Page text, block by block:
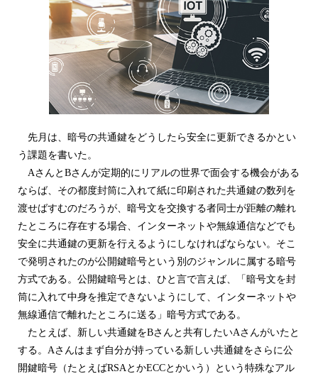
先月は、暗号の共通鍵をどうしたら安全に更新できるかとい
う課題を書いた。
AさんとBさんが定期的にリアルの世界で面会する機会がある
ならば、その都度封筒に入れて紙に印刷された共通鍵の数列を
渡せばすむのだろうが、暗号文を交換する者同士が距離の離れ
たところに存在する場合、インターネットや無線通信などでも
安全に共通鍵の更新を行えるようにしなければならない。そこ
で発明されたのが公開鍵暗号という別のジャンルに属する暗号
方式である。公開鍵暗号とは、ひと言で言えば、「暗号文を封
筒に入れて中身を推定できないようにして、インターネットや
無線通信で離れたところに送る」暗号方式である。
たとえば、新しい共通鍵をBさんと共有したいAさんがいたと
する。Aさんはまず自分が持っている新しい共通鍵をさらに公
開鍵暗号（たとえばRSAとかECCとかいう）という特殊なアル